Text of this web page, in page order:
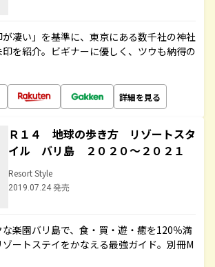
が凄い」を基準に、東京にある数千社の神社
を紹介。ビギナーに優しく、ツウも納得の
詳細を見る
Ｒ１４ 地球の歩き方 リゾートスタ
イル バリ島 ２０２０～２０２１
Resort Style
2019.07.24 発売
楽園バリ島で、食・買・遊・癒を120％満
ートステイをかなえる最強ガイド。別冊M